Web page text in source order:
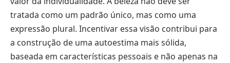
tratada como um padrão único, mas como uma
expressão plural. Incentivar essa visão contribui para
a construção de uma autoestima mais sólida,
baseada em características pessoais e não apenas na